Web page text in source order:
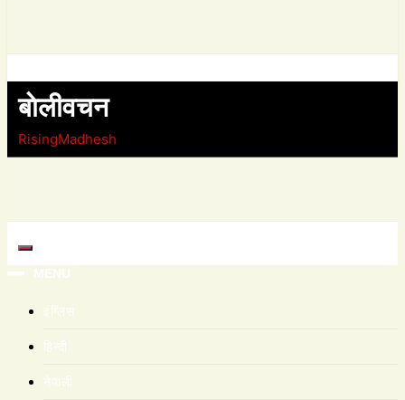
बाेलीवचन
RisingMadhesh
MENU
इंग्लिस
हिन्दी
नेपाली